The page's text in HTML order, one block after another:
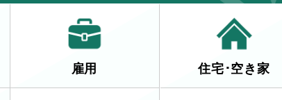
雇用 住宅･空き家